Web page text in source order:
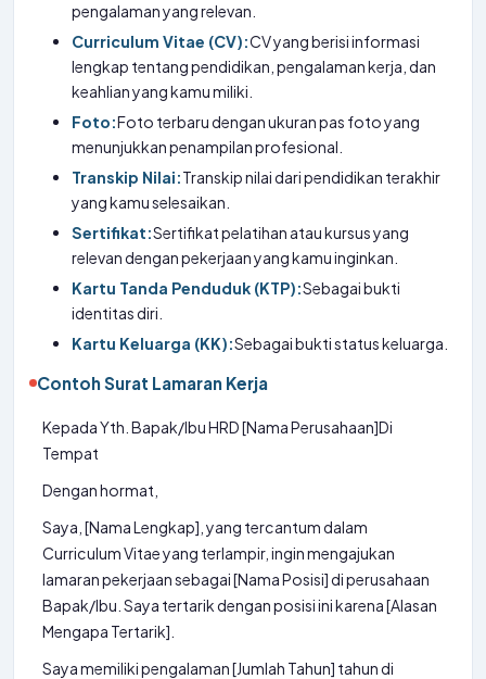
pengalaman yang relevan.
Curriculum Vitae (CV):CV yang berisi informasi
lengkap tentang pendidikan, pengalaman kerja, dan
keahlian yang kamu miliki.
Foto:Foto terbaru dengan ukuran pas foto yang
menunjukkan penampilan profesional.
Transkip Nilai:Transkip nilai dari pendidikan terakhir
yang kamu selesaikan.
Sertifikat:Sertifikat pelatihan atau kursus yang
relevan dengan pekerjaan yang kamu inginkan.
Kartu Tanda Penduduk (KTP):Sebagai bukti
identitas diri.
Kartu Keluarga (KK):Sebagai bukti status keluarga.
Contoh Surat Lamaran Kerja
Kepada Yth. Bapak/Ibu HRD [Nama Perusahaan]Di
Tempat
Dengan hormat,
Saya, [Nama Lengkap], yang tercantum dalam
Curriculum Vitae yang terlampir, ingin mengajukan
lamaran pekerjaan sebagai [Nama Posisi] di perusahaan
Bapak/Ibu. Saya tertarik dengan posisi ini karena [Alasan
Mengapa Tertarik].
Saya memiliki pengalaman [Jumlah Tahun] tahun di